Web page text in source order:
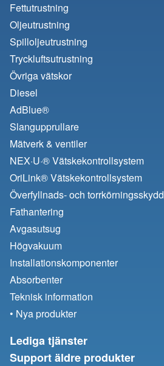
Fettutrustning
Oljeutrustning
Spilloljeutrustning
Tryckluftsutrustning
Övriga vätskor
Diesel
AdBlue®
Slangupprullare
Mätverk & ventiler
NEX·U·® Vätskekontrollsystem
OriLink® Vätskekontrollsystem
Överfyllnads- och torrkörningsskydd
Fathantering
Avgasutsug
Högvakuum
Installationskomponenter
Absorbenter
Teknisk information
• Nya produkter
Lediga tjänster
Support äldre produkter